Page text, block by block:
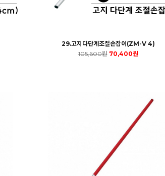
29.고지다단계조절손잡이(ZM-V 4)
105,600원 70,400원